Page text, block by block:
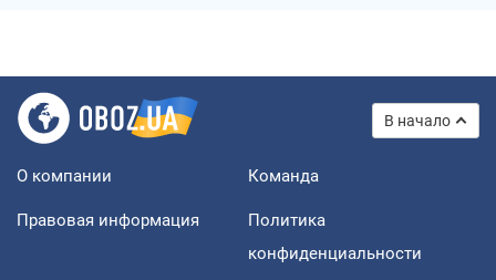
В начало
О компании Команда
Правовая информация
Политика
конфиденциальности